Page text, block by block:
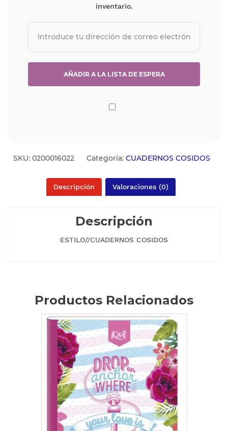
inventario.
SKU: 0200016022 Categoría: CUADERNOS COSIDOS
Descripción Valoraciones (0)
Descripción
ESTILO//CUADERNOS COSIDOS
Productos Relacionados